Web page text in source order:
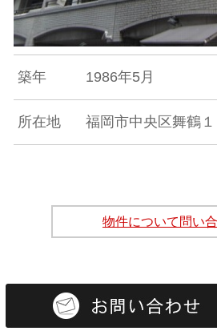
築年 1986年5月
所在地 福岡市中央区舞鶴１
物件について問い